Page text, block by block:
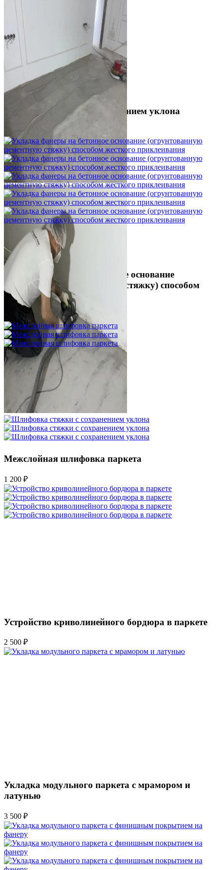
Шлифовка стяжки с сохранением уклона
1 500 ₽
Укладка фанеры на бетонное основание
(огрунтованную цементную стяжку) способом
жесткого приклеивания
750 ₽
Межслойная шлифовка паркета
1 200 ₽
Устройство криволинейного бордюра в паркете
2 500 ₽
Укладка модульного паркета с мрамором и
латунью
3 500 ₽